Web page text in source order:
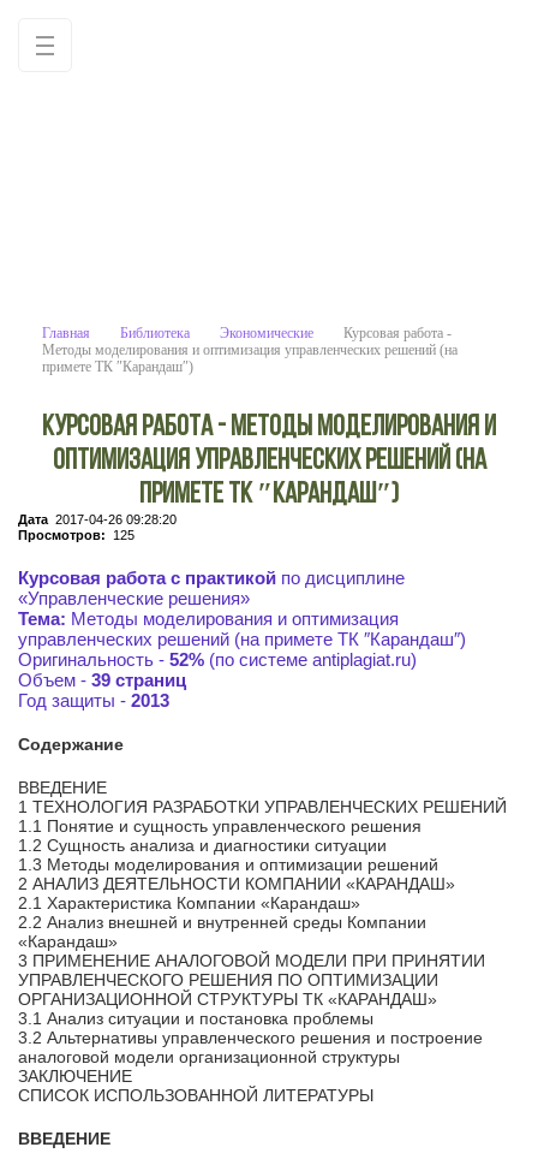
Главная Библиотека Экономические
Курсовая работа -
Методы моделирования и оптимизация управленческих решений (на
примете ТК ″Карандаш″)
Курсовая работа - Методы моделирования и
оптимизация управленческих решений (на
примете ТК ″Карандаш″)
Дата 2017-04-26 09:28:20
Просмотров:
125
Курсовая работа с практикой по дисциплине
«Управленческие решения»
Тема: Методы моделирования и оптимизация
управленческих решений (на примете ТК ″Карандаш″)
Оригинальность - 52% (по системе antiplagiat.ru)
Объем - 39 страниц
Год защиты - 2013
Содержание
ВВЕДЕНИЕ
1 ТЕХНОЛОГИЯ РАЗРАБОТКИ УПРАВЛЕНЧЕСКИХ РЕШЕНИЙ
1.1 Понятие и сущность управленческого решения
1.2 Сущность анализа и диагностики ситуации
1.3 Методы моделирования и оптимизации решений
2 АНАЛИЗ ДЕЯТЕЛЬНОСТИ КОМПАНИИ «КАРАНДАШ»
2.1 Характеристика Компании «Карандаш»
2.2 Анализ внешней и внутренней среды Компании
«Карандаш»
3 ПРИМЕНЕНИЕ АНАЛОГОВОЙ МОДЕЛИ ПРИ ПРИНЯТИИ
УПРАВЛЕНЧЕСКОГО РЕШЕНИЯ ПО ОПТИМИЗАЦИИ
ОРГАНИЗАЦИОННОЙ СТРУКТУРЫ ТК «КАРАНДАШ»
3.1 Анализ ситуации и постановка проблемы
3.2 Альтернативы управленческого решения и построение
аналоговой модели организационной структуры
ЗАКЛЮЧЕНИЕ
СПИСОК ИСПОЛЬЗОВАННОЙ ЛИТЕРАТУРЫ
ВВЕДЕНИЕ